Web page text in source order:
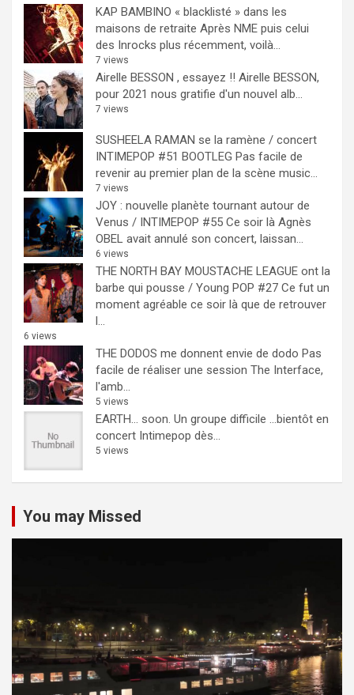
KAP BAMBINO « blacklisté » dans les
maisons de retraite Après NME puis celui
des Inrocks plus récemment, voilà...
7 views
Airelle BESSON , essayez !! Airelle BESSON,
pour 2021 nous gratifie d'un nouvel alb...
7 views
SUSHEELA RAMAN se la ramène / concert
INTIMEPOP #51 BOOTLEG Pas facile de
revenir au premier plan de la scène music...
7 views
JOY : nouvelle planète tournant autour de
Venus / INTIMEPOP #55 Ce soir là Agnès
OBEL avait annulé son concert, laissan...
6 views
THE NORTH BAY MOUSTACHE LEAGUE ont la
barbe qui pousse / Young POP #27 Ce fut un
moment agréable ce soir là que de retrouver
l...
6 views
THE DODOS me donnent envie de dodo Pas
facile de réaliser une session The Interface,
l'amb...
5 views
EARTH… soon. Un groupe difficile ...bientôt en
concert Intimepop dès...
5 views
You may Missed